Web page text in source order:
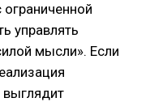
управлять
мысли». Если